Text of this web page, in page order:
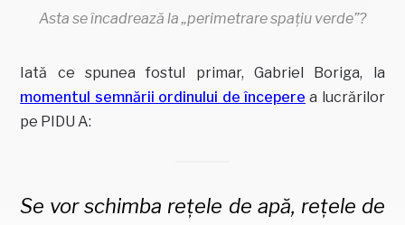
Asta se încadrează la „perimetrare spațiu verde”?
Iată ce spunea fostul primar, Gabriel Boriga, la
momentul semnării ordinului de începere a lucrărilor
pe PIDU A:
Se vor schimba rețele de apă, rețele de